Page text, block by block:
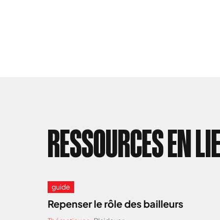
RESSOURCES EN
guide
Repenser le rôle des bailleurs